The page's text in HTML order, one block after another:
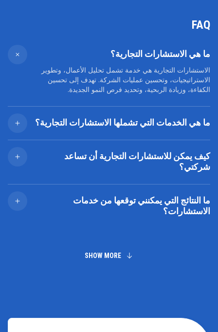
FAQ
ما هي الاستشارات التجارية؟
الاستشارات التجارية هي خدمة تشمل تحليل الأعمال، وتطوير
الاستراتيجيات، وتحسين عمليات الشركة. تهدف إلى تحسين
الكفاءة، وزيادة الربحية، وتحديد فرص النمو الجديدة.
ما هي الخدمات التي تشملها الاستشارات التجارية؟
نقدم خدمات في التخطيط الاستراتيجي، وتحسين العمليات
التشغيلية، وتنفيذ التقنيات الرقمية، وإدارة التغيير، وتطوير نماذج
الأعمال، وتحليل السوق.
كيف يمكن للاستشارات التجارية أن تساعد
شركتي؟
يعمل خبراؤنا على تحديد المشكلات الرئيسية والفرص، وتحسين
مبتكرة لتحقيق نمو مستدام.
ما النتائج التي يمكنني توقعها من خدمات
الاستشارات؟
SHOW MORE